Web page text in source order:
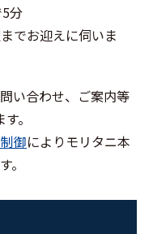
分
でお迎えに伺いま
い合わせ、ご案内等
。
御によりモリタニ本
。